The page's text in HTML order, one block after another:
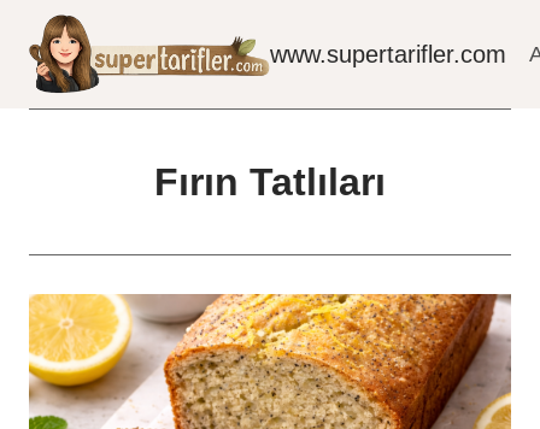
content
www.supertarifler.com
Fırın Tatlıları